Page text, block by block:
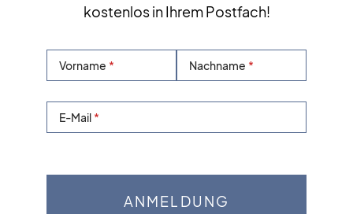
kostenlos in Ihrem Postfach!
Vorname Nachname
E-Mail